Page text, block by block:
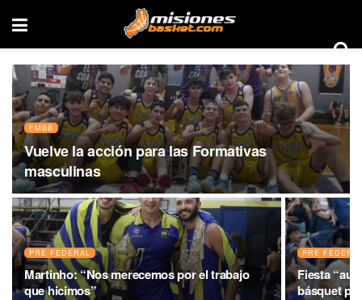
FMBB
Vuelve la acción para las Formativas
masculinas
PRE FEDERAL
Martinho: “Nos merecemos por el trabajo
que hicimos”
PRE
Fiesta
básquet